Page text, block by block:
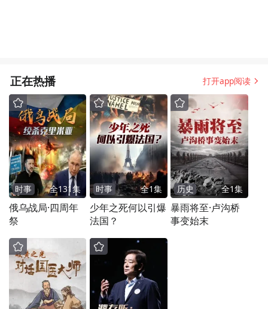
正在热播 打开app阅读
时事 全131集
俄乌战局·四周年
祭
时事 全1集
少年之死何以引爆
法国？
历史 全1集
暴雨将至·卢沟桥
事变始末